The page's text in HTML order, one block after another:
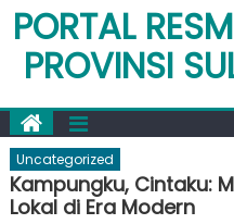
PORTAL
PROVINSI
Uncategorized
Kampungku, Cintaku:
Lokal di Era Modern